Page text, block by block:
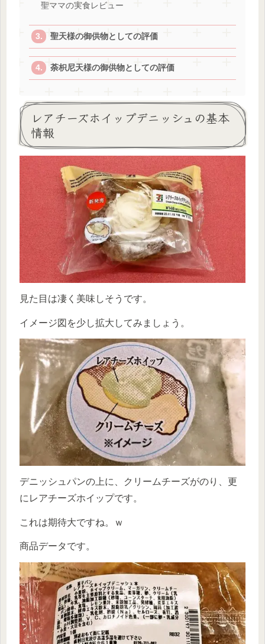
聖ママの実食レビュー
聖天様の御供物としての評価
荼枳尼天様の御供物としての評価
レアチーズホイップデニッシュの基本
情報
見た目は凄く美味しそうです。
イメージ図を少し拡大してみましょう。
デニッシュパンの上に、クリームチーズがのり、更
にレアチーズホイップです。
これは期待大ですね。ｗ
商品データです。